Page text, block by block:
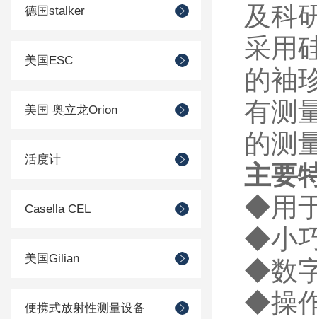
德国stalker
美国ESC
美国 奥立龙Orion
活度计
Casella CEL
美国Gilian
便携式放射性测量设备
及科
采用
的袖
有测
的测
主要
◆用
◆小
◆数
◆操